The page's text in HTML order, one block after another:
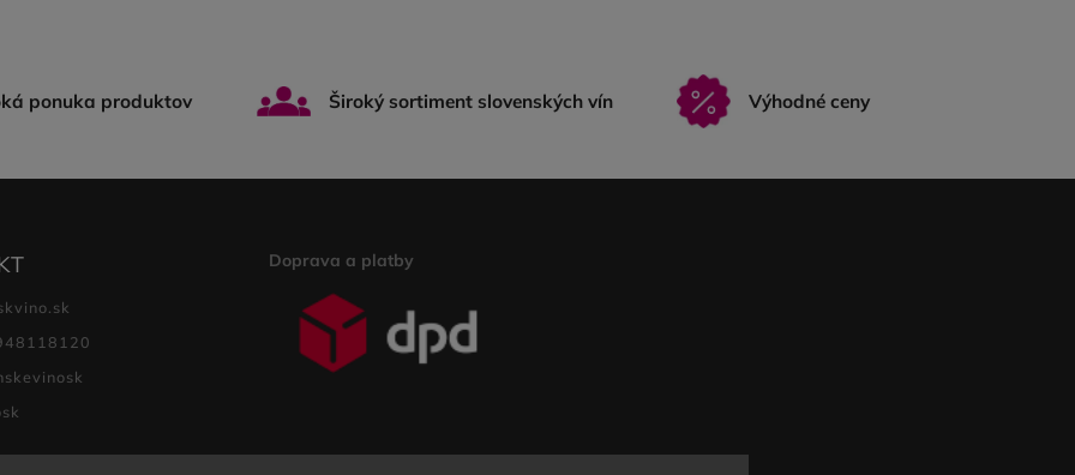
ponuka produktov Široký sortiment slovenských vín Výhodné ceny
Doprava a platby